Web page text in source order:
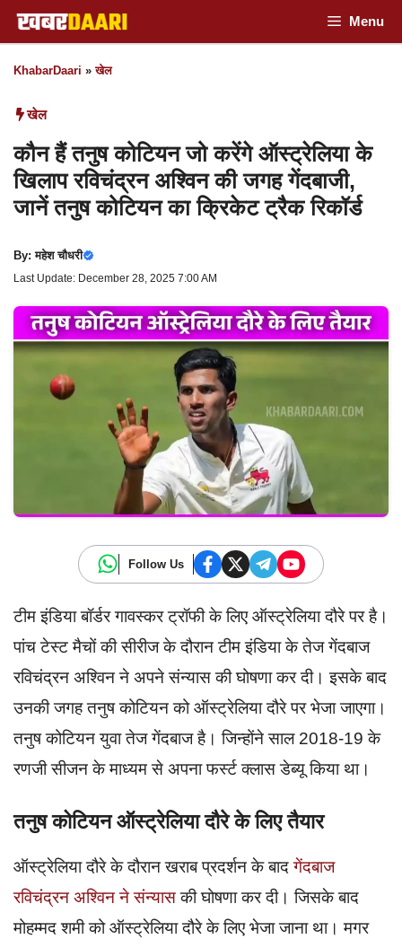
Skip
to
content
Menu
KhabarDaari »खेल
खेल
कौन हैं तनुष कोटियन जो करेंगे ऑस्ट्रेलिया के
खिलाप रविचंद्रन अश्विन की जगह गेंदबाजी,
जानें तनुष कोटियन का क्रिकेट ट्रैक रिकॉर्ड
By:महेश चौधरी
Last Update: December 28, 2025 7:00 AM
Follow Us
टीम इंडिया बॉर्डर गावस्कर ट्रॉफी के लिए ऑस्ट्रेलिया दौरे पर है।
पांच टेस्ट मैचों की सीरीज के दौरान टीम इंडिया के तेज गेंदबाज
रविचंद्रन अश्विन ने अपने संन्यास की घोषणा कर दी। इसके बाद
उनकी जगह तनुष कोटियन को ऑस्ट्रेलिया दौरे पर भेजा जाएगा।
तनुष कोटियन युवा तेज गेंदबाज है। जिन्होंने साल 2018-19 के
रणजी सीजन के माध्यम से अपना फर्स्ट क्लास डेब्यू किया था।
तनुष कोटियन ऑस्ट्रेलिया दौरे के लिए तैयार
ऑस्ट्रेलिया दौरे के दौरान खराब प्रदर्शन के बादगेंदबाज
रविचंद्रन अश्विन ने संन्यासकी घोषणा कर दी। जिसके बाद
मोहम्मद शमी को ऑस्ट्रेलिया दौरे के लिए भेजा जाना था। मगर